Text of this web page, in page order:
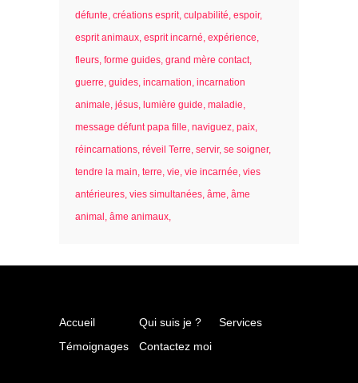
défunte créations esprit culpabilité espoir
esprit animaux esprit incarné expérience
fleurs forme guides grand mère contact
guerre guides incarnation incarnation
animale jésus lumière guide maladie
message défunt papa fille naviguez paix
réincarnations réveil Terre servir se soigner
tendre la main terre vie vie incarnée vies
antérieures vies simultanées âme âme
animal
âme animaux
Accueil Qui suis je ?
Services
Témoignages
Contactez moi